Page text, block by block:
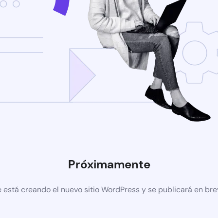
Próximamente
está creando el nuevo sitio WordPress y se publicará en